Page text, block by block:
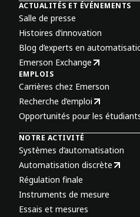
ACTUALITÉS ET ÉVÉNEMENTS
Salle de presse
Histoires d’innovation
Blog d’experts en
Emerson Exchange
EMPLOIS
Carrières chez Emerson
Recherche d’emploi
Opportunités pour les
NOTRE ACTIVITÉ
Systèmes d’automatisation
Automatisation discrète
Régulation finale
Instruments de mesure
Essais et mesures